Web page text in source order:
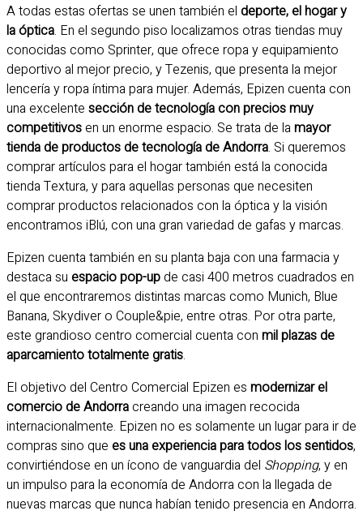
A todas estas ofertas se unen también el deporte, el hogar y
la óptica. En el segundo piso localizamos otras tiendas muy
conocidas como Sprinter, que ofrece ropa y equipamiento
deportivo al mejor precio, y Tezenis, que presenta la mejor
lencería y ropa íntima para mujer. Además, Epizen cuenta con
una excelente sección de tecnología con precios muy
competitivosen un enorme espacio. Se trata de lamayor
tienda de productos de tecnología de Andorra. Si queremos
comprar artículos para el hogar también está la conocida
tienda Textura, y para aquellas personas que necesiten
comprar productos relacionados con la óptica y la visión
encontramos iBlú, con una gran variedad de gafas y marcas.
Epizen cuenta también en su planta baja con una farmacia y
destaca su espacio pop-upde casi 400 metros cuadrados en
el que encontraremos distintas marcas como Munich, Blue
Banana, Skydiver o Couple&pie, entre otras. Por otra parte,
este grandioso centro comercial cuenta con mil plazas de
aparcamiento totalmente gratis.
El objetivo del Centro Comercial Epizen es modernizar el
comercio de Andorracreando una imagen recocida
internacionalmente. Epizen no es solamente un lugar para ir de
compras sino que es una experiencia para todos los sentidos,
convirtiéndose en un ícono de vanguardia del Shopping, y en
un impulso para la economía de Andorra con la llegada de
nuevas marcas que nunca habían tenido presencia en Andorra.